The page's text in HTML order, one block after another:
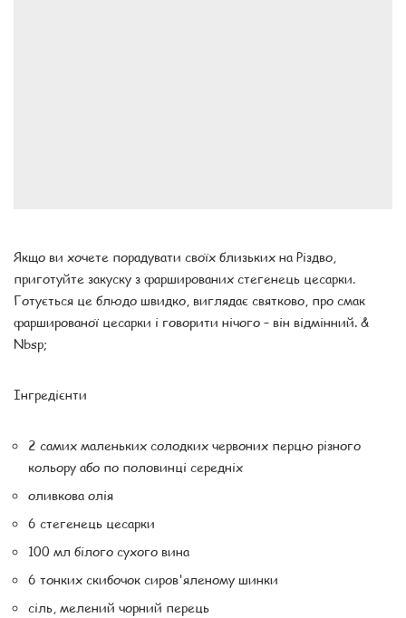
Якщо ви хочете порадувати своїх близьких на Різдво,
приготуйте закуску з фаршированих стегенець цесарки.
Готується це блюдо швидко, виглядає святково, про смак
фаршированої цесарки і говорити нічого – він відмінний. &
Nbsp;
Інгредієнти
2 самих маленьких солодких червоних перцю різного
кольору або по половинці середніх
оливкова олія
6 стегенець цесарки
100 мл білого сухого вина
6 тонких скибочок сиров'яленому шинки
сіль, мелений чорний перець